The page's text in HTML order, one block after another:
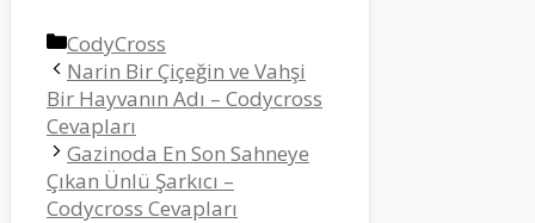
Kategoriler
CodyCross
Narin Bir Çiçeğin ve Vahşi
Bir Hayvanın Adı – Codycross
Cevapları
Gazinoda En Son Sahneye
Çıkan Ünlü Şarkıcı –
Codycross Cevapları